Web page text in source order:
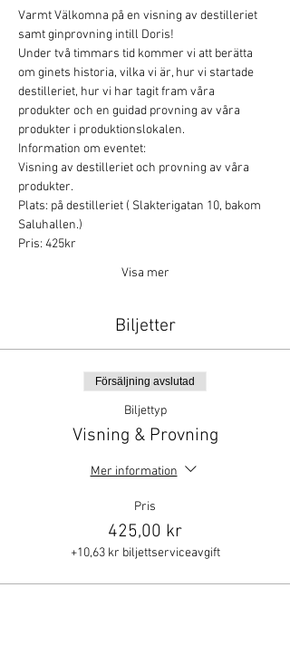
Varmt Välkomna på en visning av destilleriet
samt ginprovning intill Doris!
Under två timmars tid kommer vi att berätta
om ginets historia, vilka vi är, hur vi startade
destilleriet, hur vi har tagit fram våra
produkter och en guidad provning av våra
produkter i produktionslokalen.
Information om eventet:
Visning av destilleriet och provning av våra
produkter.
Plats: på destilleriet ( Slakterigatan 10, bakom
Saluhallen.)
Pris: 425kr
Visa mer
Biljetter
Försäljning avslutad
Biljettyp
Visning & Provning
Mer information
Pris
425,00 kr
+10,63 kr biljettserviceavgift